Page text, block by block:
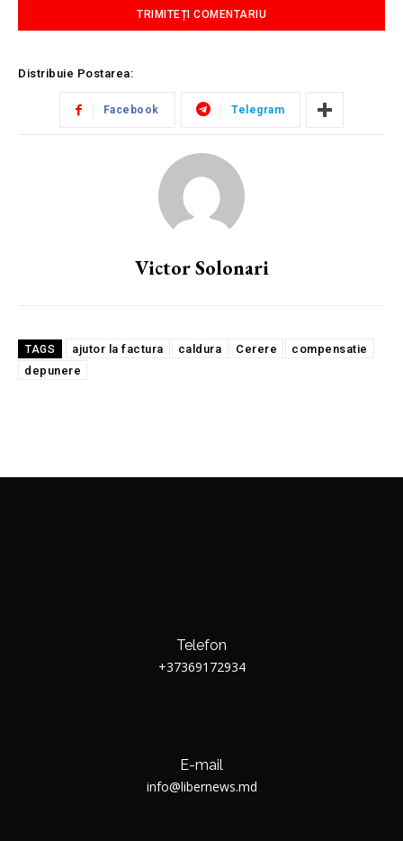
Distribuie Postarea:
Facebook Telegram
Victor Solonari
TAGS ajutor la factura caldura Cerere
compensatie
depunere
Telefon
+37369172934
E-mail
info@libernews.md